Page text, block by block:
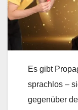
Es gibt
sprachlos –
gegenüber